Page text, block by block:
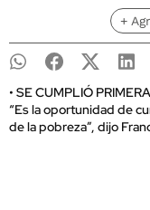
+
• SE CUMPLIÓ
“Es la oportunidad de
de la pobreza”, dijo